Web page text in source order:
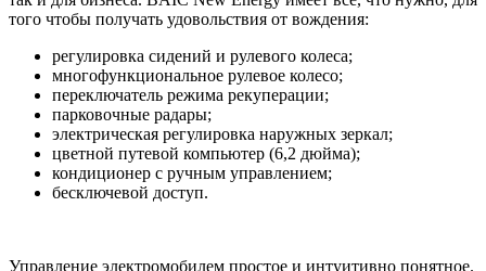
того чтобы получать удовольствия от вождения:
регулировка сидений и рулевого колеса;
многофункциональное рулевое колесо;
переключатель режима рекуперации;
парковочные радары;
электрическая регулировка наружных зеркал;
цветной путевой компьютер (6,2 дюйма);
кондиционер с ручным управлением;
бесключевой доступ.
Управление электромобилем простое и интуитивно понятное.